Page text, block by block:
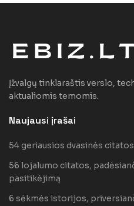
Įžvalgų tinklaraštis verslo,
aktualiomis temomis.
Naujausi įrašai
54 geriausios dvasinės
56 lojalumo citatos,
pasitikėjimą
6 sėkmės istorijos,